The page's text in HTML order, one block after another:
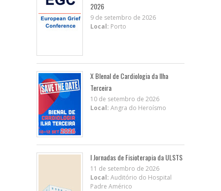
2026
9 de setembro de 2026
Local: Porto
X BIenal de Cardiologia da Ilha
Terceira
10 de setembro de 2026
Local: Angra do Heroísmo
I Jornadas de Fisioterapia da ULSTS
11 de setembro de 2026
Local: Auditório do Hospital
Padre Américo